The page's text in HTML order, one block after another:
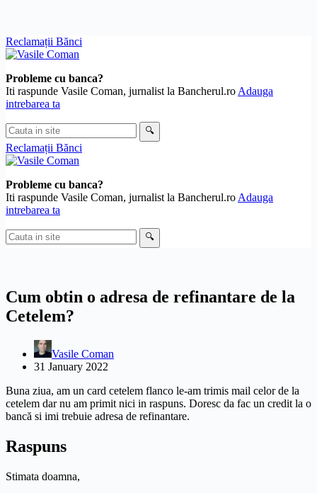
Skip
to
Reclamații Bănci
Probleme cu banca?
Iti raspunde Vasile Coman, jurnalist la Bancherul.ro Adauga
intrebarea ta
Cauta
in
site
🔍
Reclamații Bănci
Probleme cu banca?
Iti raspunde Vasile Coman, jurnalist la Bancherul.ro Adauga
intrebarea ta
Cauta
in
🔍
Cum obtin o adresa de refinantare de la
Cetelem?
Vasile Coman
31 January 2022
Buna ziua, am un card cetelem flanco le-am trimis mail celor de la
cetelem dar nu am primit nici in raspuns. Doresc da fac un credit la o
bancă si imi trebuie adresa de refinantare.
Raspuns
Stimata doamna,